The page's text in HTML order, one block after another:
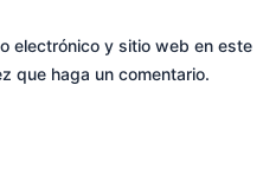
electrónico y sitio web en este
que haga un comentario.